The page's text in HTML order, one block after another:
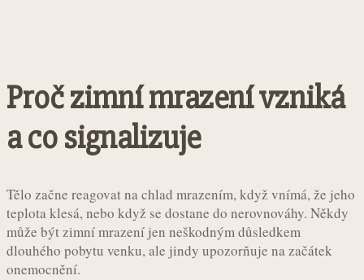
Proč zimní mrazení vzniká
a co signalizuje
Tělo začne reagovat na chlad mrazením, když vnímá, že jeho
teplota klesá, nebo když se dostane do nerovnováhy. Někdy
může být zimní mrazení jen neškodným důsledkem
dlouhého pobytu venku, ale jindy upozorňuje na začátek
onemocnění.